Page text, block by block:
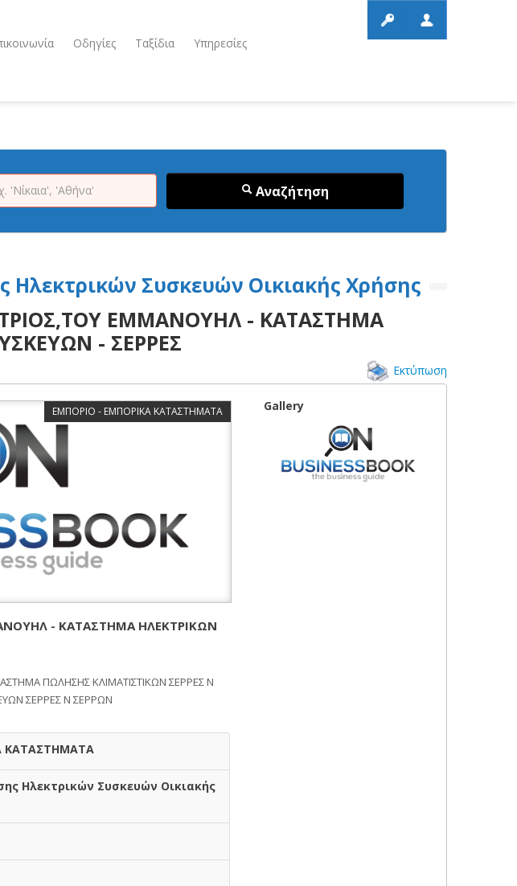
Οδηγίες Ταξίδια Υπηρεσίες
Αναζήτηση
Συσκευών Οικιακής Χρήσης
ΕΜΜΑΝΟΥΗΛ - ΚΑΤΑΣΤΗΜΑ
- ΣΕΡΡΕΣ
Εκτύπωση
ΕΜΠΟΡΙΟ - ΕΜΠΟΡΙΚΑ ΚΑΤΑΣΤΗΜΑΤΑ
- ΚΑΤΑΣΤΗΜΑ ΗΛΕΚΤΡΙΚΩΝ
ΠΩΛΗΣΗΣ ΚΛΙΜΑΤΙΣΤΙΚΩΝ ΣΕΡΡΕΣ Ν
ΣΕΡΡΕΣ Ν ΣΕΡΡΩΝ
ΚΑΤΑΣΤΗΜΑΤΑ
Ηλεκτρικών Συσκευών Οικιακής
Gallery